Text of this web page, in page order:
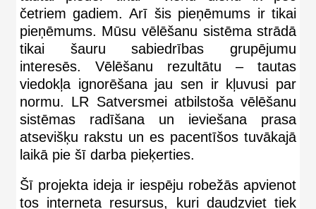
četriem gadiem. Arī šis pieņēmums ir tikai
pieņēmums. Mūsu vēlēšanu sistēma strādā
tikai šauru sabiedrības grupējumu
interesēs. Vēlēšanu rezultātu – tautas
viedokļa ignorēšana jau sen ir kļuvusi par
normu. LR Satversmei atbilstoša vēlēšanu
sistēmas radīšana un ieviešana prasa
atsevišķu rakstu un es pacentīšos tuvākajā
laikā pie šī darba pieķerties.
Šī projekta ideja ir iespēju robežās apvienot
tos interneta resursus, kuri daudzviet tiek